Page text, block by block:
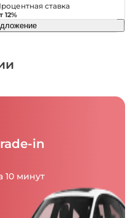
из полосы
ставка
12%
in
10 минут